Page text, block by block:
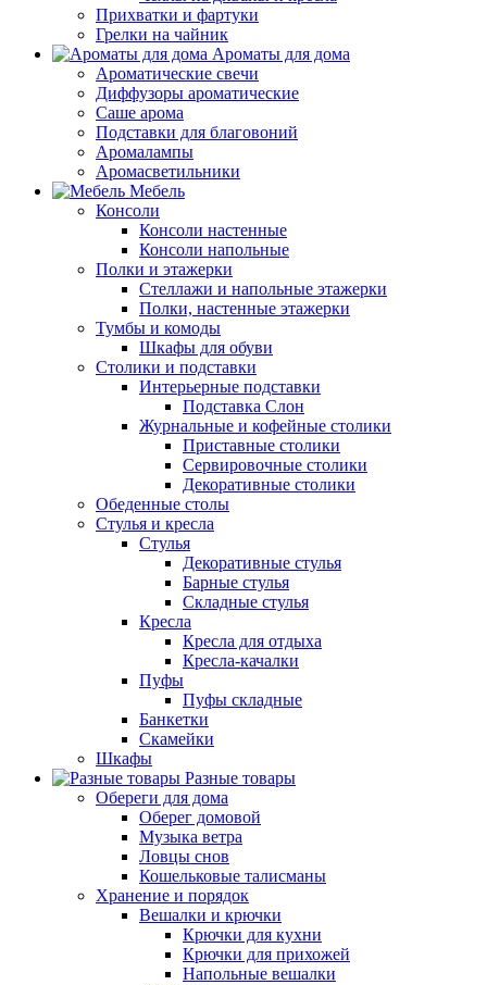
Прихватки и фартуки
Грелки на чайник
Ароматы для дома
Ароматические свечи
Диффузоры ароматические
Саше арома
Подставки для благовоний
Аромалампы
Аромасветильники
Мебель
Консоли
Консоли настенные
Консоли напольные
Полки и этажерки
Стеллажи и напольные этажерки
Полки, настенные этажерки
Тумбы и комоды
Шкафы для обуви
Столики и подставки
Интерьерные подставки
Подставка Слон
Журнальные и кофейные столики
Приставные столики
Сервировочные столики
Декоративные столики
Обеденные столы
Стулья и кресла
Стулья
Декоративные стулья
Барные стулья
Складные стулья
Кресла
Кресла для отдыха
Кресла-качалки
Пуфы
Пуфы складные
Банкетки
Скамейки
Шкафы
Разные товары
Обереги для дома
Оберег домовой
Музыка ветра
Ловцы снов
Кошельковые талисманы
Хранение и порядок
Вешалки и крючки
Крючки для кухни
Крючки для прихожей
Напольные вешалки